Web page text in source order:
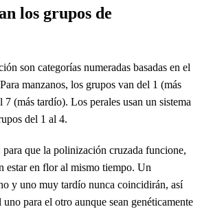
los grupos de
son categorías numeradas basadas en el
manzanos, los grupos van del 1 (más
(más tardío). Los perales usan un sistema
del 1 al 4.
que la polinización cruzada funcione,
estar en flor al mismo tiempo. Un
y uno muy tardío nunca coincidirán, así
para el otro aunque sean genéticamente